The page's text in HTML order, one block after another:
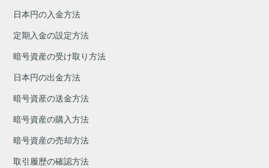
日本円の入金方法
定期入金の設定方法
暗号資産の受け取り方法
日本円の出金方法
暗号資産の送金方法
暗号資産の購入方法
暗号資産の売却方法
取引履歴の確認方法